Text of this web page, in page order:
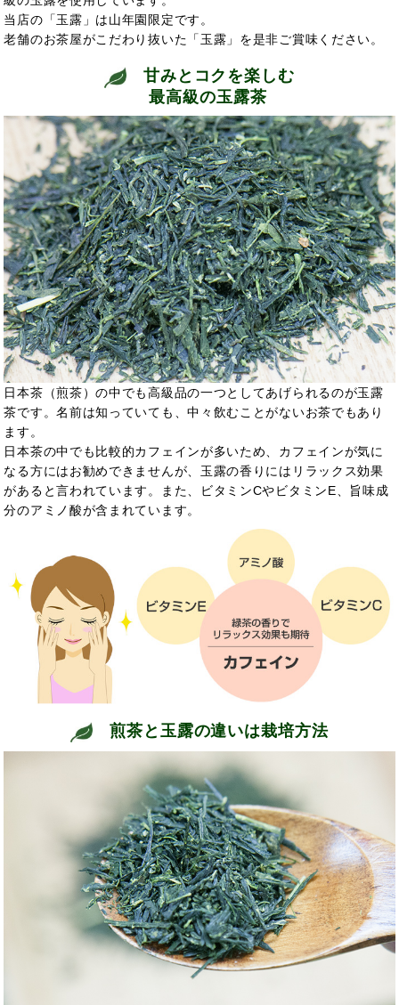
当店の「玉露」は山年園限定です。
老舗のお茶屋がこだわり抜いた「玉露」を是非ご賞味ください。
甘みとコクを楽しむ
最高級の玉露茶
日本茶（煎茶）の中でも高級品の一つとしてあげられるのが玉露
茶です。名前は知っていても、中々飲むことがないお茶でもあり
ます。
日本茶の中でも比較的カフェインが多いため、カフェインが気に
なる方にはお勧めできませんが、玉露の香りにはリラックス効果
があると言われています。また、ビタミンCやビタミンE、旨味成
分のアミノ酸が含まれています。
煎茶と玉露の違いは栽培方法